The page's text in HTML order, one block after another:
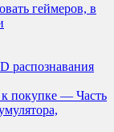
геймеров, в
распознавания
покупке — Часть